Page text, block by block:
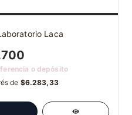
Laca
o depósito
de $6.283,33